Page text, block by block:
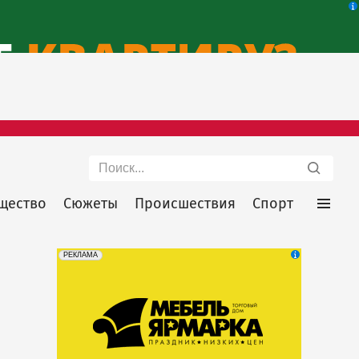
Поиск
Сюжеты Происшествия Спорт
erid: 2SDnjeFymr3
РЕКЛАМА
Реклама